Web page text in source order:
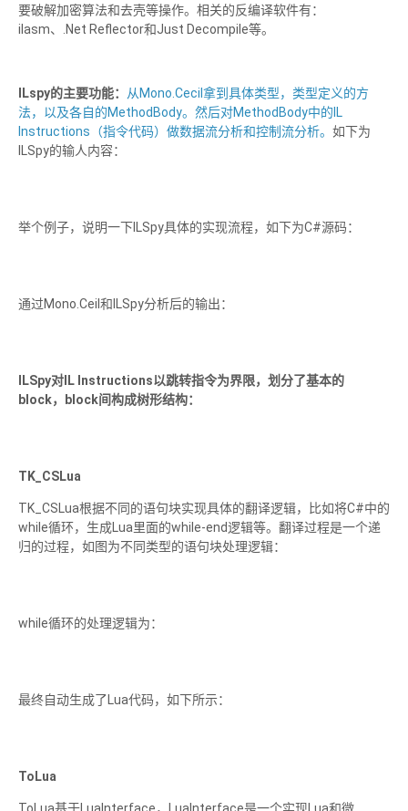
要破解加密算法和去壳等操作。相关的反编译软件有：
ilasm、.Net Reflector和Just Decompile等。
ILspy的主要功能：
从Mono.Cecil拿到具体类型，类型定义的方
法，以及各自的MethodBody。然后对MethodBody中的IL
Instructions（指令代码）做数据流分析和控制流分析。 如下为
ILSpy的输人内容：
举个例子，说明一下ILSpy具体的实现流程，如下为C#源码：
通过Mono.Ceil和ILSpy分析后的输出：
ILSpy对IL Instructions以跳转指令为界限，划分了基本的
block，block间构成树形结构：
TK_CSLua
TK_CSLua根据不同的语句块实现具体的翻译逻辑，比如将C#中的
while循环，生成Lua里面的while-end逻辑等。翻译过程是一个递
归的过程，如图为不同类型的语句块处理逻辑：
while循环的处理逻辑为：
最终自动生成了Lua代码，如下所示：
ToLua